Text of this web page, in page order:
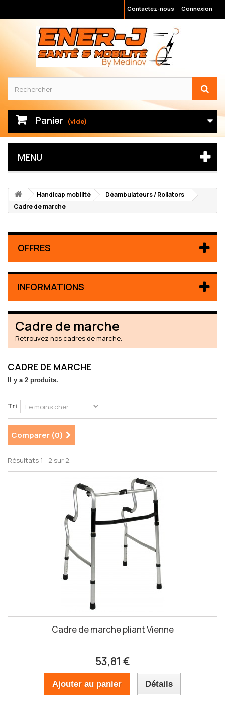
Connexion
Contactez-nous
Panier (vide)
MENU
Handicap mobilité
Déambulateurs / Rollators
Cadre de marche
OFFRES
INFORMATIONS
Cadre de marche
Retrouvez nos cadres de marche.
CADRE DE MARCHE
Il y a 2 produits.
Tri
Comparer (0)
Résultats 1 - 2 sur 2.
Cadre de marche pliant Vienne
53,81 €
Ajouter au panier Détails